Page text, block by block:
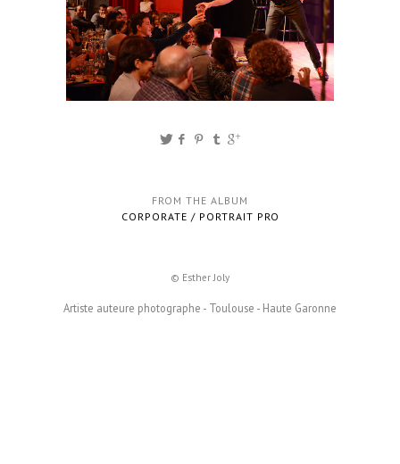
FROM THE ALBUM
CORPORATE / PORTRAIT PRO
© Esther Joly
Artiste auteure photographe - Toulouse - Haute Garonne